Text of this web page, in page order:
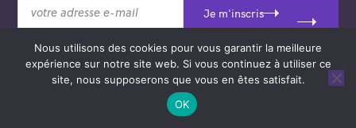
Je m'inscris
© 2026 Saint-Merry Hors-les-Murs.
Theme: Felt byPixelgrade
Nous utilisons des cookies pour vous garantir la meilleure
expérience sur notre site web. Si vous continuez à utiliser ce
site, nous supposerons que vous en êtes satisfait.
OK